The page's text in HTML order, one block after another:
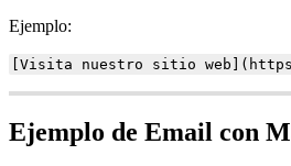
Ejemplo:
Visita nuestro sitio web ( https
Ejemplo de Email con